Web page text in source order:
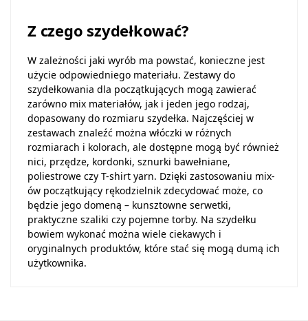
Z czego szydełkować?
W zależności jaki wyrób ma powstać, konieczne jest
użycie odpowiedniego materiału. Zestawy do
szydełkowania dla początkujących mogą zawierać
zarówno mix materiałów, jak i jeden jego rodzaj,
dopasowany do rozmiaru szydełka. Najczęściej w
zestawach znaleźć można włóczki w różnych
rozmiarach i kolorach, ale dostępne mogą być również
nici, przędze, kordonki, sznurki bawełniane,
poliestrowe czy T-shirt yarn. Dzięki zastosowaniu mix-
ów początkujący rękodzielnik zdecydować może, co
będzie jego domeną – kunsztowne serwetki,
praktyczne szaliki czy pojemne torby. Na szydełku
bowiem wykonać można wiele ciekawych i
oryginalnych produktów, które stać się mogą dumą ich
użytkownika.